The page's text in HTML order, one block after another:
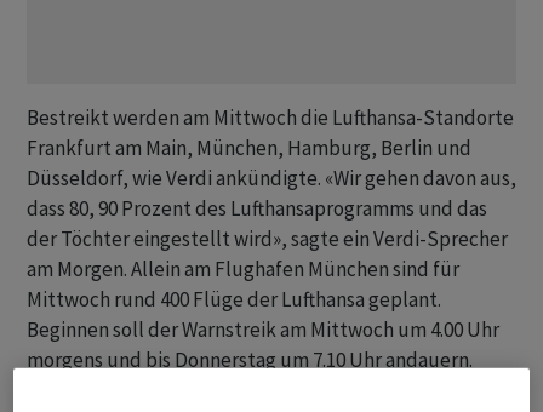
Bestreikt werden am Mittwoch die Lufthansa-Standorte
Frankfurt am Main, München, Hamburg, Berlin und
Düsseldorf, wie Verdi ankündigte. «Wir gehen davon aus,
dass 80, 90 Prozent des Lufthansaprogramms und das
der Töchter eingestellt wird», sagte ein Verdi-Sprecher
am Morgen. Allein am Flughafen München sind für
Mittwoch rund 400 Flüge der Lufthansa geplant.
Beginnen soll der Warnstreik am Mittwoch um 4.00 Uhr
morgens und bis Donnerstag um 7.10 Uhr andauern.